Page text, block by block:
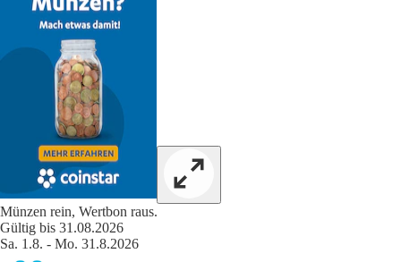
Münzen rein, Wertbon raus.
Gültig bis 31.08.2026
Sa. 1.8. - Mo. 31.8.2026